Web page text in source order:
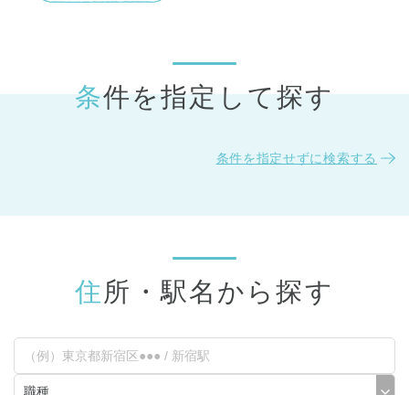
条件を指定して探す
条件を指定せずに検索する
住所・駅名から探す